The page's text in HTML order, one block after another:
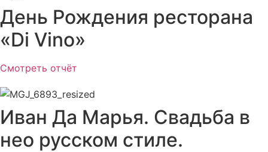
День Рождения ресторана
«Di Vino»
Смотреть отчёт
Иван Да Марья. Свадьба в
нео русском стиле.